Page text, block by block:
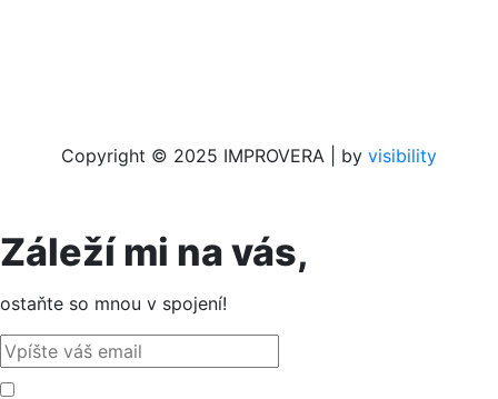
Copyright © 2025 IMPROVERA | by visibility
Záleží mi na vás,
ostaňte so mnou v spojení!